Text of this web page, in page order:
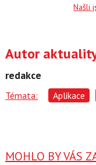
Našli
Autor
redakce
Témata: Aplikace
MOHLO BY VÁS